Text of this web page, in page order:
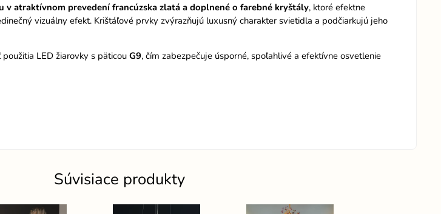
atraktívnom prevedení francúzska zlatá a doplnené o farebné kryštály, ktoré efektne
vizuálny efekt. Krištáľové prvky zvýrazňujú luxusný charakter svietidla a podčiarkujú jeho
LED žiarovky s päticou G9, čím zabezpečuje úsporné, spoľahlivé a efektívne osvetlenie
Súvisiace produkty